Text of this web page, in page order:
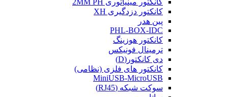
کانکتور مینیاتوری 2MM PH
کانکتور دزدگیری XH
پین هدر
PHL-BOX-IDC
کانکتور هوزینگ
ترمینال فونیکس
دی کانکتور(D)
کانکتور های فلزی (نظامی)
MiniUSB-MicroUSB
سوکت شبکه (RJ45)